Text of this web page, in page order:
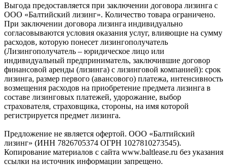
Выгода предоставляется при заключении договора лизинга с
ООО «Балтийский лизинг». Количество товара ограничено.
При заключении договора лизинга индивидуально
согласовываются условия оказания услуг, влияющие на сумму
расходов, которую понесет лизингополучатель
(Лизингополучатель – юридическое лицо или
индивидуальный предприниматель, заключившие договор
финансовой аренды (лизинга) с лизинговой компанией): срок
лизинга, размер первого (авансового) платежа, интенсивность
возмещения расходов на приобретение предмета лизинга в
составе лизинговых платежей, удорожание, выбор
страхователя, страховщика, стороны, на имя которой
регистрируется предмет лизинга.
Предложение не является офертой. ООО «Балтийский
лизинг» (ИНН 7826705374 ОГРН 1027810273545).
Копирование материалов с сайта www.baltlease.ru без указания
ссылки на источник информации запрещено.